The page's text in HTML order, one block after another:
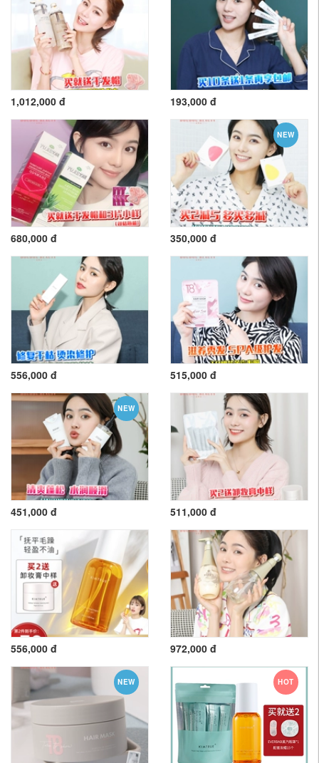
1,012,000 đ 193,000 đ
680,000 đ
NEW
350,000 đ
556,000 đ 515,000 đ
NEW
451,000 đ 511,000 đ
556,000 đ 972,000 đ
NEW HOT